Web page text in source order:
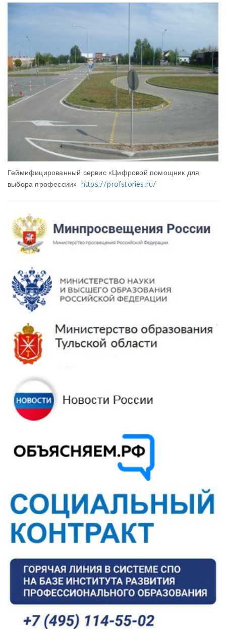
Геймифицированный сервис «Цифровой помощник для
выбора профессии» https://profstories.ru/